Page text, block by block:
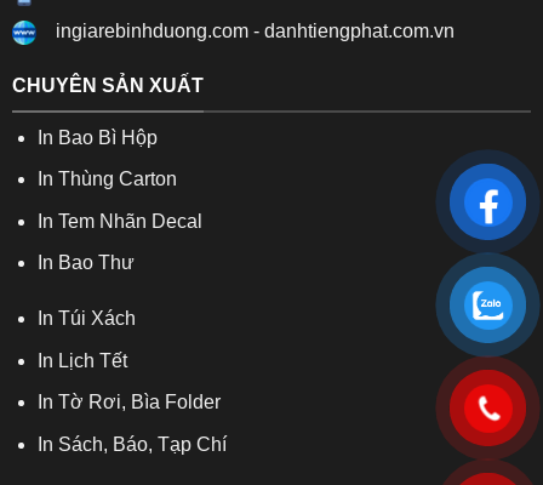
ingiarebinhduong.com- danhtiengphat.com.vn
CHUYÊN SẢN XUẤT
In Bao Bì Hộp
In Thùng Carton
In Tem Nhãn Decal
In Bao Thư
In Túi Xách
In Lịch Tết
In Tờ Rơi, Bìa Folder
In Sách, Báo, Tạp Chí